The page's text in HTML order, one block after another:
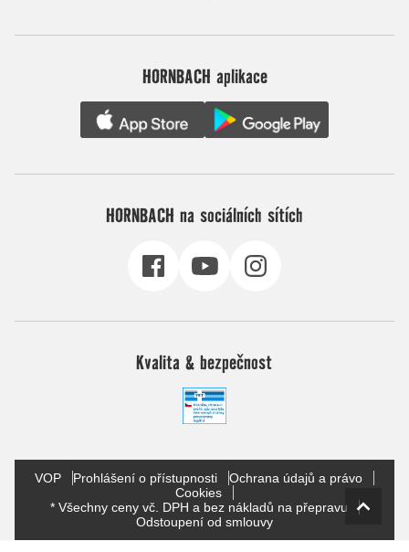
HORNBACH aplikace
HORNBACH na sociálních sítích
Kvalita & bezpečnost
VOP Prohlášení o přístupnosti
Ochrana údajů a právo
Cookies
* Všechny ceny vč. DPH a bez nákladů na přepravu
Odstoupení od smlouvy